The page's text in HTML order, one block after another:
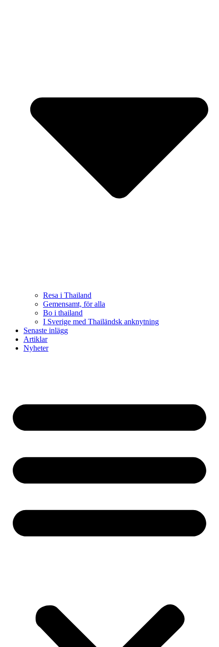
Resa i Thailand
Gemensamt, för alla
Bo i thailand
I Sverige med Thailändsk anknytning
Senaste inlägg
Artiklar
Nyheter